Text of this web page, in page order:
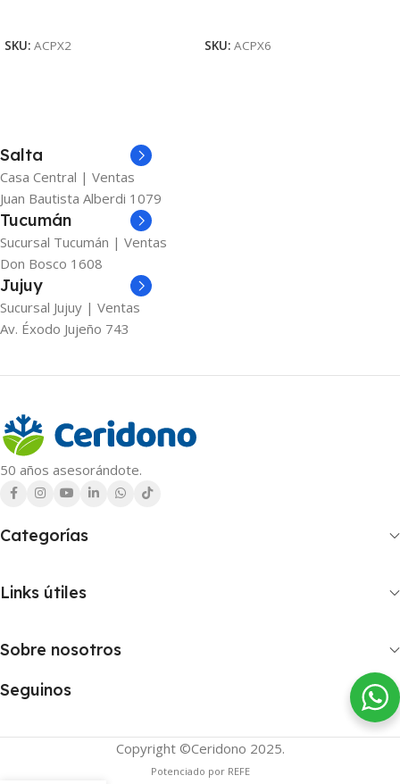
SKU: ACPX2 SKU: ACPX6
Salta
Casa Central | Ventas
Juan Bautista Alberdi 1079
Tucumán
Sucursal Tucumán | Ventas
Don Bosco 1608
Jujuy
Sucursal Jujuy | Ventas
Av. Éxodo Jujeño 743
50 años asesorándote.
Categorías
Links útiles
Sobre nosotros
Seguinos
Copyright ©Ceridono 2025.
Potenciado por REFE